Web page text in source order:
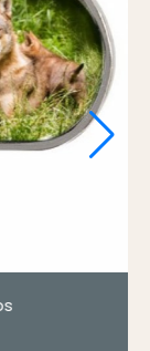
gris foncé